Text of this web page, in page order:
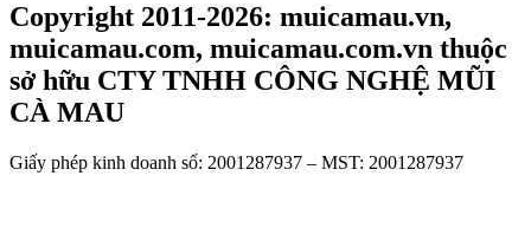
Copyright 2011-2026: muicamau.vn,
muicamau.com, muicamau.com.vn thuộc
sở hữu CTY TNHH CÔNG NGHỆ MŨI
CÀ MAU
Giấy phép kinh doanh số: 2001287937 – MST: 2001287937